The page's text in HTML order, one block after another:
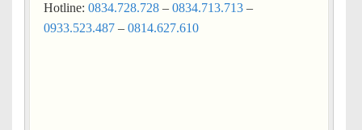
Hotline: 0834.728.728 – 0834.713.713 –
0933.523.487 – 0814.627.610